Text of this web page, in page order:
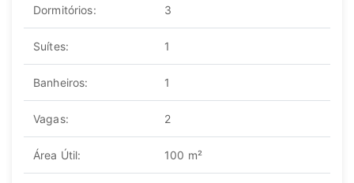
Dormitórios: 3
Suítes: 1
Banheiros: 1
Vagas: 2
Área Útil: 100 m²